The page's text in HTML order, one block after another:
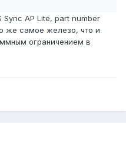
Sync AP Lite, part number
же самое железо, что и
ограничением в